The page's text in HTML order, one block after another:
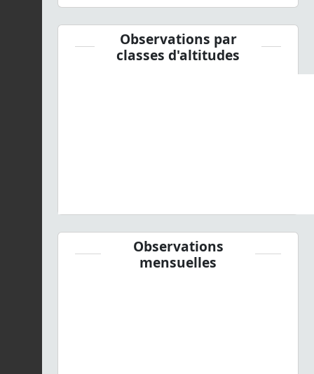
Observations par
classes d'altitudes
Observations
mensuelles